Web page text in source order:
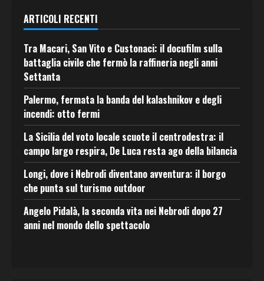
ARTICOLI RECENTI
Tra Macari, San Vito e Custonaci: il docufilm sulla
battaglia civile che fermò la raffineria negli anni
Settanta
Palermo, fermata la banda del kalashnikov e degli
incendi: otto fermi
La Sicilia del voto locale scuote il centrodestra: il
campo largo respira, De Luca resta ago della bilancia
Longi, dove i Nebrodi diventano avventura: il borgo
che punta sul turismo outdoor
Angelo Pidalà, la seconda vita nei Nebrodi dopo 27
anni nel mondo dello spettacolo